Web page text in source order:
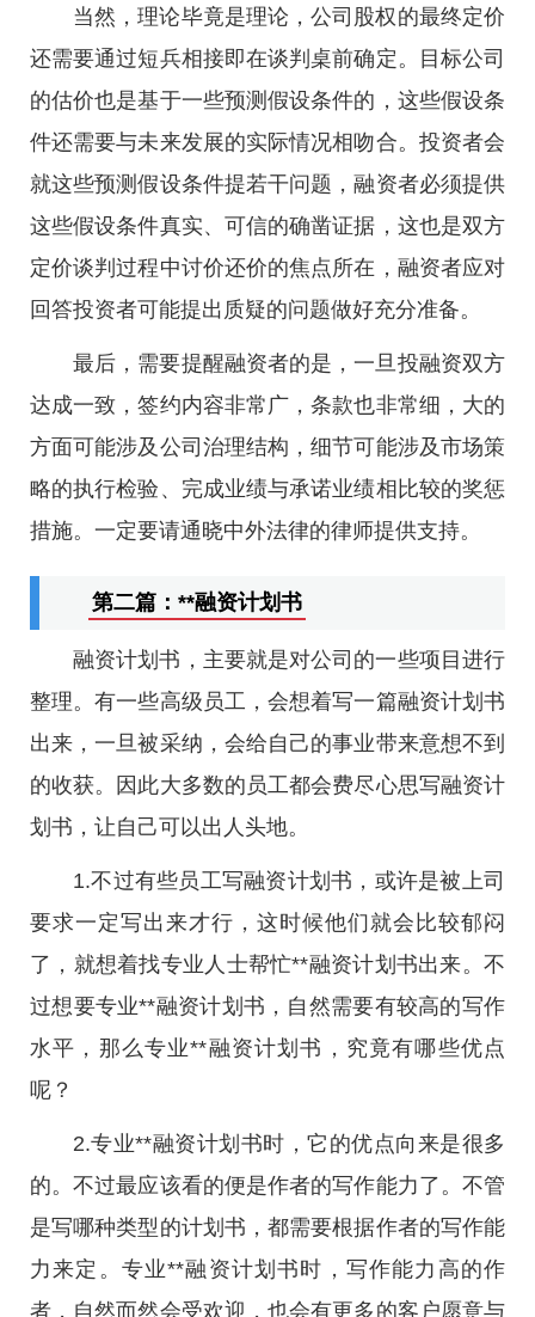
当然，理论毕竟是理论，公司股权的最终定价
还需要通过短兵相接即在谈判桌前确定。目标公司
的估价也是基于一些预测假设条件的，这些假设条
件还需要与未来发展的实际情况相吻合。投资者会
就这些预测假设条件提若干问题，融资者必须提供
这些假设条件真实、可信的确凿证据，这也是双方
定价谈判过程中讨价还价的焦点所在，融资者应对
回答投资者可能提出质疑的问题做好充分准备。
最后，需要提醒融资者的是，一旦投融资双方
达成一致，签约内容非常广，条款也非常细，大的
方面可能涉及公司治理结构，细节可能涉及市场策
略的执行检验、完成业绩与承诺业绩相比较的奖惩
措施。一定要请通晓中外法律的律师提供支持。
第二篇：**融资计划书
融资计划书，主要就是对公司的一些项目进行
整理。有一些高级员工，会想着写一篇融资计划书
出来，一旦被采纳，会给自己的事业带来意想不到
的收获。因此大多数的员工都会费尽心思写融资计
划书，让自己可以出人头地。
1.不过有些员工写融资计划书，或许是被上司
要求一定写出来才行，这时候他们就会比较郁闷
了，就想着找专业人士帮忙**融资计划书出来。不
过想要专业**融资计划书，自然需要有较高的写作
水平，那么专业**融资计划书，究竟有哪些优点
呢？
2.专业**融资计划书时，它的优点向来是很多
的。不过最应该看的便是作者的写作能力了。不管
是写哪种类型的计划书，都需要根据作者的写作能
力来定。专业**融资计划书时，写作能力高的作
者，自然而然会受欢迎，也会有更多的客户愿意与